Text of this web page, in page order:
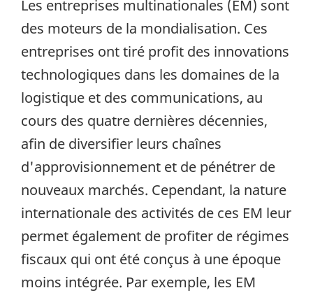
Les entreprises multinationales (EM) sont
des moteurs de la mondialisation. Ces
entreprises ont tiré profit des innovations
technologiques dans les domaines de la
logistique et des communications, au
cours des quatre dernières décennies,
afin de diversifier leurs chaînes
d'approvisionnement et de pénétrer de
nouveaux marchés. Cependant, la nature
internationale des activités de ces EM leur
permet également de profiter de régimes
fiscaux qui ont été conçus à une époque
moins intégrée. Par exemple, les EM